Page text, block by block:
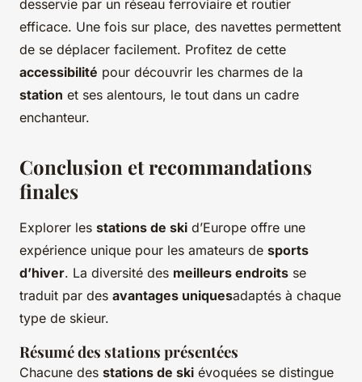
desservie par un réseau ferroviaire et routier
efficace. Une fois sur place, des navettes permettent
de se déplacer facilement. Profitez de cette
accessibilité pour découvrir les charmes de la
station et ses alentours, le tout dans un cadre
enchanteur.
Conclusion et recommandations
finales
Explorer les stations de ski d’Europe offre une
expérience unique pour les amateurs de sports
d’hiver. La diversité des meilleurs endroits se
traduit par des avantages uniquesadaptés à chaque
type de skieur.
Résumé des stations présentées
Chacune des stations de ski évoquées se distingue